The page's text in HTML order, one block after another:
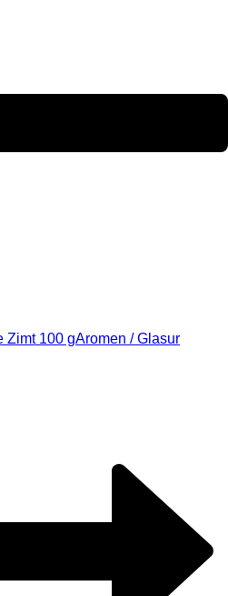
Zimt 100 gAromen / Glasur